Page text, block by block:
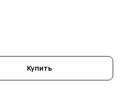
Купить